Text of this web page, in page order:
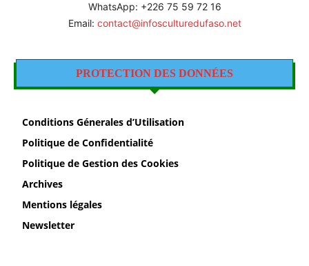
WhatsApp: +226 75 59 72 16
Email: contact@infosculturedufaso.net
PROTECTION DES DONNÉES
Conditions Génerales d’Utilisation
Politique de Confidentialité
Politique de Gestion des Cookies
Archives
Mentions légales
Newsletter